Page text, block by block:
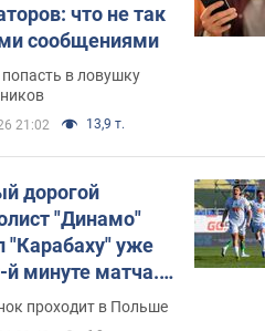
что не так
сообщениями
попасть в ловушку
21:02 13,9 т.
дорогой
"Динамо"
"Карабаху" уже
й минуте матча.
проходит в Польше